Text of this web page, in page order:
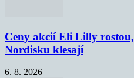
Ceny akcií Eli Lilly
Nordisku klesají
6. 8. 2026